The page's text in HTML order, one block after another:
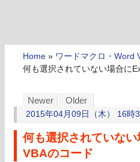
Home » ワードマクロ・Word
何も選択されていない場合に
Newer Older
2015年04月09日（木） 16時
何も選択されていな
VBAのコード